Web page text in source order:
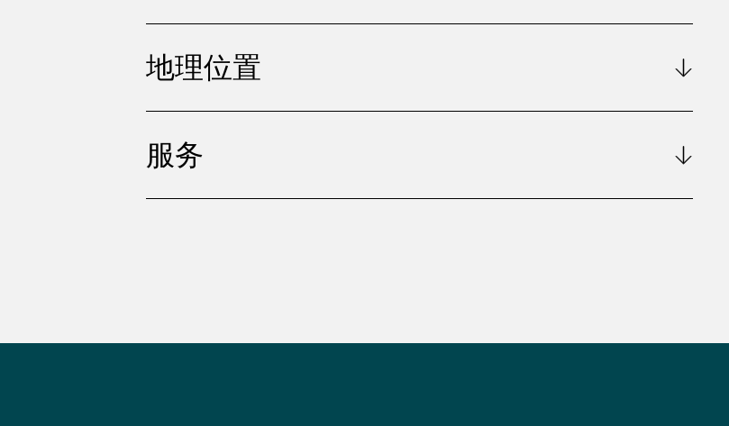
地理位置
服务